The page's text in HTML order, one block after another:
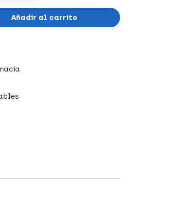
Añadir al carrito